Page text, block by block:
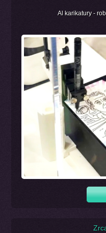
Al karikatury -